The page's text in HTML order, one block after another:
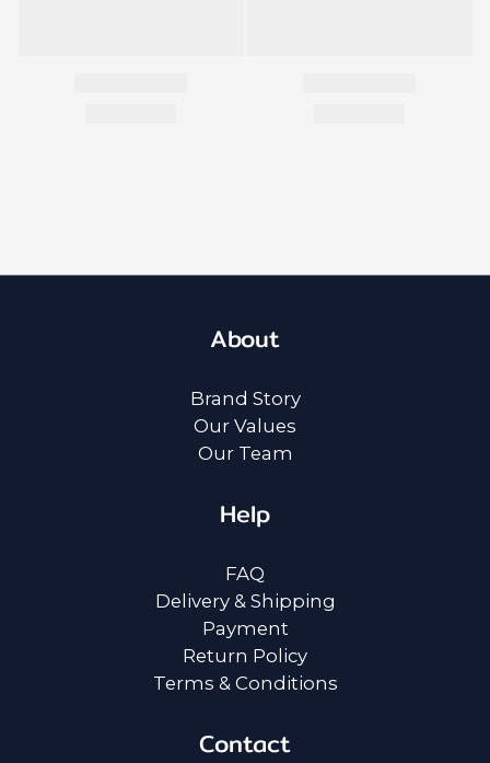
About
Brand Story
Our Values
Our Team
Help
FAQ
Delivery & Shipping
Payment
Return Policy
Terms & Conditions
Contact